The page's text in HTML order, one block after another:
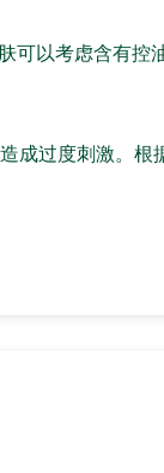
可以考虑含有控
成过度刺激。根